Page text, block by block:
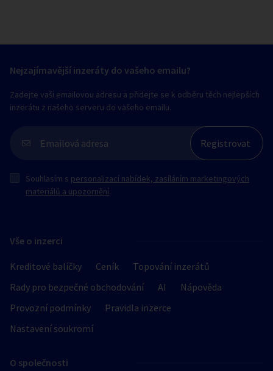
Vše o inzerci
Kreditové balíčky Ceník
Topování inzerátů
Rady pro bezpečné obchodování
AI
Nápověda
Provozní podmínky
Pravidla inzerce
Nastavení soukromí
O společnosti
Nejzajímavější inzeráty do vašeho emailu?
Zadejte vaši emailovou adresu a přidejte se k odběru těch nejlepších
inzerátu z našeho serveru do vašeho emailu.
Souhlasím s personalizací nabídek, zasíláním marketingových
materiálů a upozornění.